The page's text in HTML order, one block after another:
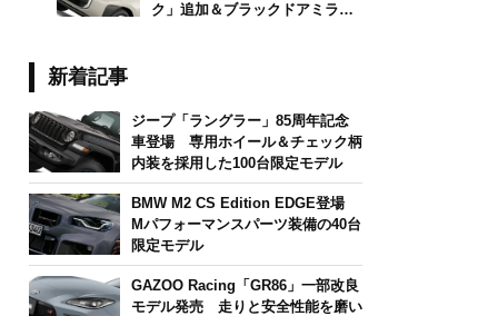
ク」追加＆ブラックドアミラー
新着記事
ジープ「ラングラー」85周年記念
車登場 専用ホイール＆チェック柄
内装を採用した100台限定モデル
BMW M2 CS Edition EDGE登場
Mパフォーマンスパーツ装備の40台
限定モデル
GAZOO Racing「GR86」一部改良
モデル発売 走りと安全性能を磨い